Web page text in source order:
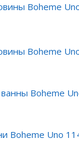
Boheme
Boheme
Boheme
Boheme Uno